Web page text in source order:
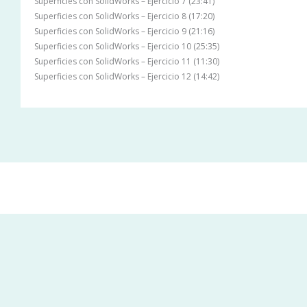
Superficies con SolidWorks – Ejercicio 8 (17:20)
Superficies con SolidWorks – Ejercicio 9 (21:16)
Superficies con SolidWorks – Ejercicio 10 (25:35)
Superficies con SolidWorks – Ejercicio 11 (11:30)
Superficies con SolidWorks – Ejercicio 12 (14:42)